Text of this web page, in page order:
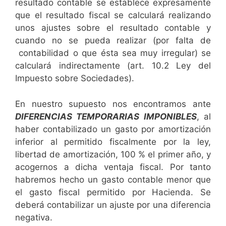
resultado contable se establece expresamente
que el resultado fiscal se calculará realizando
unos ajustes sobre el resultado contable y
cuando no se pueda realizar (por falta de
contabilidad o que ésta sea muy irregular) se
calculará indirectamente (art. 10.2 Ley del
Impuesto sobre Sociedades).
En nuestro supuesto nos encontramos ante
DIFERENCIAS TEMPORARIAS IMPONIBLES, al
haber contabilizado un gasto por amortización
inferior al permitido fiscalmente por la ley,
libertad de amortización, 100 % el primer año, y
acogernos a dicha ventaja fiscal. Por tanto
habremos hecho un gasto contable menor que
el gasto fiscal permitido por Hacienda. Se
deberá contabilizar un ajuste por una diferencia
negativa.